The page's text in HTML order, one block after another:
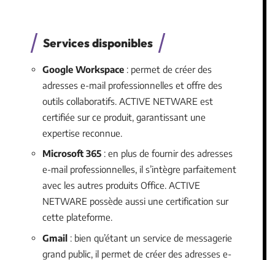
Services disponibles
Google Workspace : permet de créer des
adresses e-mail professionnelles et offre des
outils collaboratifs. ACTIVE NETWARE est
certifiée sur ce produit, garantissant une
expertise reconnue.
Microsoft 365 : en plus de fournir des adresses
e-mail professionnelles, il s’intègre parfaitement
avec les autres produits Office. ACTIVE
NETWARE possède aussi une certification sur
cette plateforme.
Gmail : bien qu’étant un service de messagerie
grand public, il permet de créer des adresses e-